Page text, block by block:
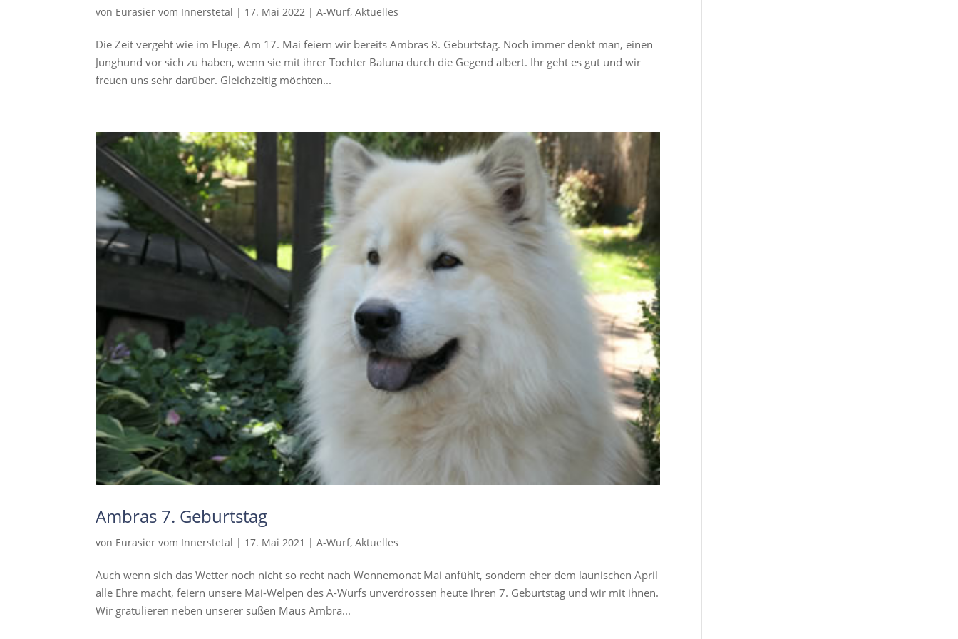
von Eurasier vom Innerstetal | 17. Mai 2022 |A-Wurf,Aktuelles
Die Zeit vergeht wie im Fluge. Am 17. Mai feiern wir bereits Ambras 8. Geburtstag. Noch immer denkt man, einen
Junghund vor sich zu haben, wenn sie mit ihrer Tochter Baluna durch die Gegend albert. Ihr geht es gut und wir
freuen uns sehr darüber. Gleichzeitig möchten...
Ambras 7. Geburtstag
von Eurasier vom Innerstetal | 17. Mai 2021 |A-Wurf,Aktuelles
Auch wenn sich das Wetter noch nicht so recht nach Wonnemonat Mai anfühlt, sondern eher dem launischen April
alle Ehre macht, feiern unsere Mai-Welpen des A-Wurfs unverdrossen heute ihren 7. Geburtstag und wir mit ihnen.
Wir gratulieren neben unserer süßen Maus Ambra...